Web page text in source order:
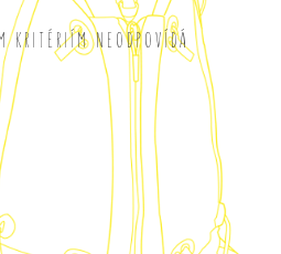
kritériím neodpovídá